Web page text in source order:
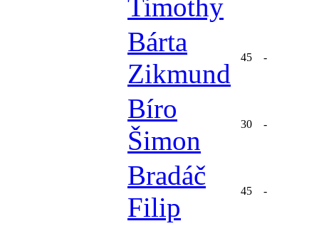
Timothy
Bárta
Zikmund
45 -
Bíro
Šimon
30 -
Bradáč
Filip
45 -